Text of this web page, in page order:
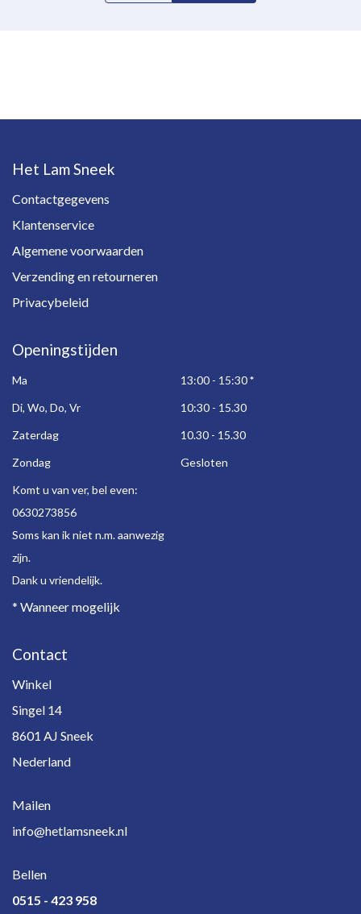
Het Lam Sneek
Contactgegevens
Klantenservice
Algemene voorwaarden
Verzending en retourneren
Privacybeleid
Openingstijden
Ma 13:00 - 15:30*
Di, Wo, Do, Vr
10:30 - 15.30
Zaterdag
10.30 - 15.30
Zondag
Gesloten
Komt u van ver, bel even:
0630273856
Soms kan ik niet n.m. aanwezig
zijn.
Dank u vriendelijk.
* Wanneer mogelijk
Contact
Winkel
Singel 14
8601 AJ Sneek
Nederland
Mailen
info@hetlamsneek.nl
Bellen
0515 - 423 958